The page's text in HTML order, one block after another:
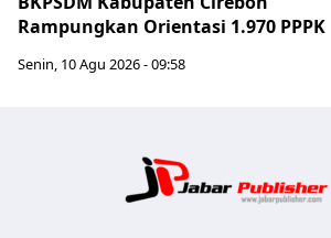
Rampungkan Orientasi 1.970 PPPK
Senin, 10 Agu 2026 - 09:58